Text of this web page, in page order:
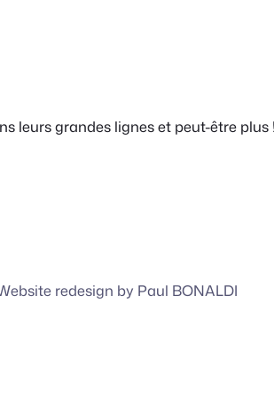
leurs grandes lignes et peut-être plus
redesign by Paul BONALDI